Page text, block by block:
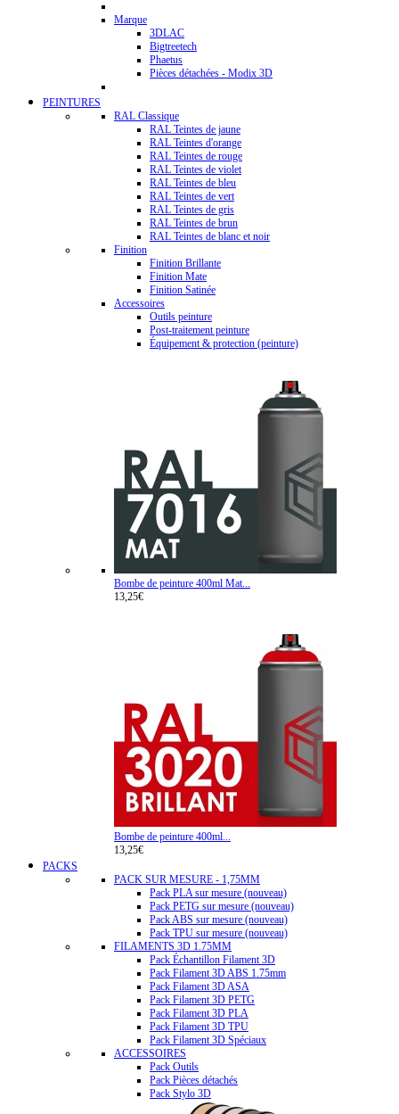
Marque
3DLAC
Bigtreetech
Phaetus
Pièces détachées - Modix 3D
PEINTURES
RAL Classique
RAL Teintes de jaune
RAL Teintes d'orange
RAL Teintes de rouge
RAL Teintes de violet
RAL Teintes de bleu
RAL Teintes de vert
RAL Teintes de gris
RAL Teintes de brun
RAL Teintes de blanc et noir
Finition
Finition Brillante
Finition Mate
Finition Satinée
Accessoires
Outils peinture
Post-traitement peinture
Équipement & protection (peinture)
Bombe de peinture 400ml Mat...
13,25€
Bombe de peinture 400ml...
13,25€
PACKS
PACK SUR MESURE - 1,75MM
Pack PLA sur mesure (nouveau)
Pack PETG sur mesure (nouveau)
Pack ABS sur mesure (nouveau)
Pack TPU sur mesure (nouveau)
FILAMENTS 3D 1.75MM
Pack Échantillon Filament 3D
Pack Filament 3D ABS 1.75mm
Pack Filament 3D ASA
Pack Filament 3D PETG
Pack Filament 3D PLA
Pack Filament 3D TPU
Pack Filament 3D Spéciaux
ACCESSOIRES
Pack Outils
Pack Pièces détachés
Pack Stylo 3D